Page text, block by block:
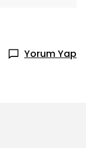
Yorum Yap